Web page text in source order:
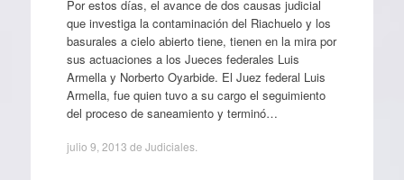
Por estos días, el avance de dos causas judicial
que investiga la contaminación del Riachuelo y los
basurales a cielo abierto tiene, tienen en la mira por
sus actuaciones a los Jueces federales Luis
Armella y Norberto Oyarbide. El Juez federal Luis
Armella, fue quien tuvo a su cargo el seguimiento
del proceso de saneamiento y terminó…
julio 9, 2013 de Judiciales.